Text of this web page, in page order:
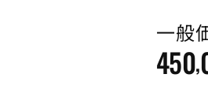
一般
450,